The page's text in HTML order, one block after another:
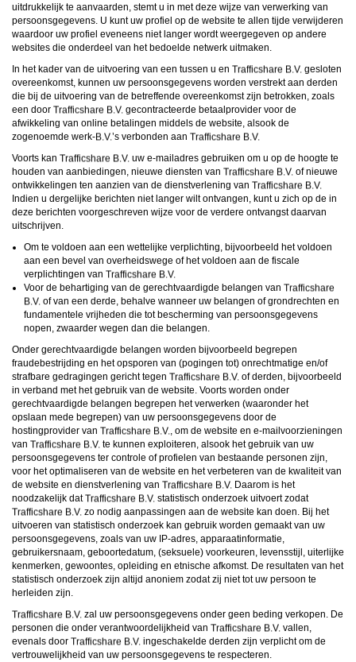
uitdrukkelijk te aanvaarden, stemt u in met deze wijze van verwerking van
persoonsgegevens. U kunt uw profiel op de website te allen tijde verwijderen
waardoor uw profiel eveneens niet langer wordt weergegeven op andere
websites die onderdeel van het bedoelde netwerk uitmaken.
In het kader van de uitvoering van een tussen u en
gesloten
overeenkomst, kunnen uw persoonsgegevens worden verstrekt aan derden
die bij de uitvoering van de betreffende overeenkomst zijn betrokken, zoals
een door
gecontracteerde betaalprovider voor de
afwikkeling van online betalingen middels de website, alsook de
zogenoemde werk-
’s verbonden aan
Voorts kan
uw e-mailadres gebruiken om u op de hoogte te
houden van aanbiedingen, nieuwe diensten van
of nieuwe
ontwikkelingen ten aanzien van de dienstverlening van
Indien u dergelijke berichten niet langer wilt ontvangen, kunt u zich op de in
deze berichten voorgeschreven wijze voor de verdere ontvangst daarvan
uitschrijven.
Om te voldoen aan een wettelijke verplichting, bijvoorbeeld het voldoen
aan een bevel van overheidswege of het voldoen aan de fiscale
verplichtingen van
Voor de behartiging van de gerechtvaardigde belangen van
of van een derde, behalve wanneer uw belangen of grondrechten en
fundamentele vrijheden die tot bescherming van persoonsgegevens
nopen, zwaarder wegen dan die belangen.
Onder gerechtvaardigde belangen worden bijvoorbeeld begrepen
fraudebestrijding en het opsporen van (pogingen tot) onrechtmatige en/of
strafbare gedragingen gericht tegen
of derden, bijvoorbeeld
in verband met het gebruik van de website. Voorts worden onder
gerechtvaardigde belangen begrepen het verwerken (waaronder het
opslaan mede begrepen) van uw persoonsgegevens door de
hostingprovider van
, om de website en e-mailvoorzieningen
van
te kunnen exploiteren, alsook het gebruik van uw
persoonsgegevens ter controle of profielen van bestaande personen zijn,
voor het optimaliseren van de website en het verbeteren van de kwaliteit van
de website en dienstverlening van
Daarom is het
noodzakelijk dat
statistisch onderzoek uitvoert zodat
zo nodig aanpassingen aan de website kan doen. Bij het
uitvoeren van statistisch onderzoek kan gebruik worden gemaakt van uw
persoonsgegevens, zoals van uw IP-adres, apparaatinformatie,
gebruikersnaam, geboortedatum, (seksuele) voorkeuren, levensstijl, uiterlijke
kenmerken, gewoontes, opleiding en etnische afkomst. De resultaten van het
statistisch onderzoek zijn altijd anoniem zodat zij niet tot uw persoon te
herleiden zijn.
zal uw persoonsgegevens onder geen beding verkopen. De
personen die onder verantwoordelijkheid van
vallen,
evenals door
ingeschakelde derden zijn verplicht om de
vertrouwelijkheid van uw persoonsgegevens te respecteren.